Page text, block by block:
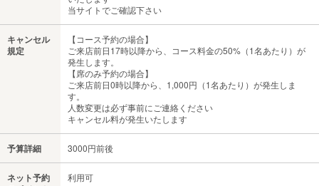
当サイトでご確認下さい
キャンセル
規定
【コース予約の場合】
ご来店前日17時以降から、コース料金の50%（1名あたり）が
発生します。
【席のみ予約の場合】
ご来店前日0時以降から、1,000円（1名あたり）が発生しま
す。
人数変更は必ず事前にご連絡ください
キャンセル料が発生いたします
予算詳細 3000円前後
ネット予約
利用可